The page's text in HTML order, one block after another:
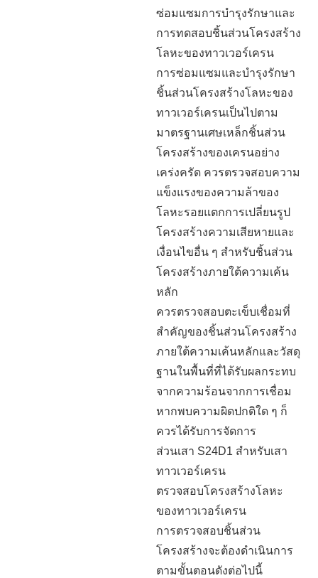
ซ่อมแซมการบำรุงรักษาและ
การทดสอบชิ้นส่วนโครงสร้าง
โลหะของทาวเวอร์เครน
การซ่อมแซมและบำรุงรักษา
ชิ้นส่วนโครงสร้างโลหะของ
ทาวเวอร์เครนเป็นไปตาม
มาตรฐานเศษเหล็กชิ้นส่วน
โครงสร้างของเครนอย่าง
เคร่งครัด ควรตรวจสอบความ
แข็งแรงของความล้าของ
โลหะรอยแตกการเปลี่ยนรูป
โครงสร้างความเสียหายและ
เงื่อนไขอื่น ๆ สำหรับชิ้นส่วน
โครงสร้างภายใต้ความเค้น
หลัก
ควรตรวจสอบตะเข็บเชื่อมที่
สำคัญของชิ้นส่วนโครงสร้าง
ภายใต้ความเค้นหลักและวัสดุ
ฐานในพื้นที่ที่ได้รับผลกระทบ
จากความร้อนจากการเชื่อม
หากพบความผิดปกติใด ๆ ก็
ควรได้รับการจัดการ
ส่วนเสา S24D1 สำหรับเสา
ทาวเวอร์เครน
ตรวจสอบโครงสร้างโลหะ
ของทาวเวอร์เครน
การตรวจสอบชิ้นส่วน
โครงสร้างจะต้องดำเนินการ
ตามขั้นตอนดังต่อไปนี้